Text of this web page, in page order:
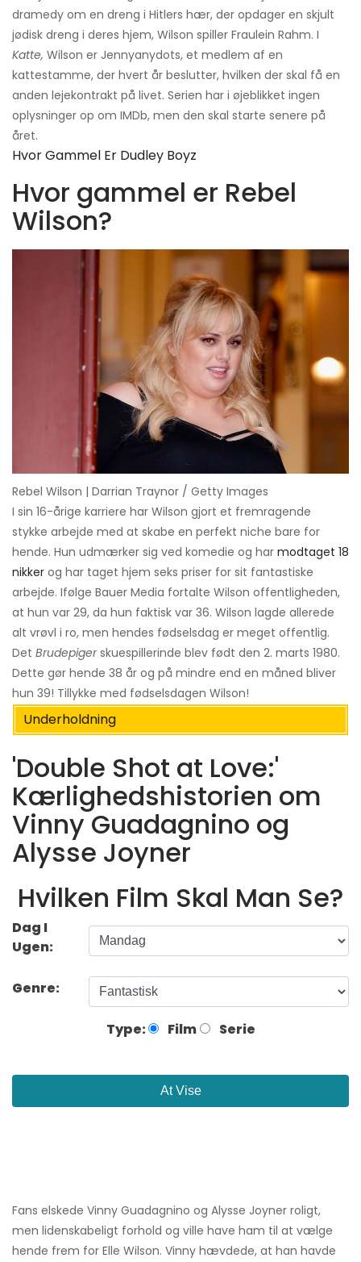
dramedy om en dreng i Hitlers hær, der opdager en skjult
jødisk dreng i deres hjem, Wilson spiller Fraulein Rahm. I
Katte, Wilson er Jennyanydots, et medlem af en
kattestamme, der hvert år beslutter, hvilken der skal få en
anden lejekontrakt på livet. Serien har i øjeblikket ingen
oplysninger op om IMDb, men den skal starte senere på
året.
Hvor Gammel Er Dudley Boyz
Hvor gammel er Rebel
Wilson?
Rebel Wilson | Darrian Traynor / Getty Images
I sin 16-årige karriere har Wilson gjort et fremragende
stykke arbejde med at skabe en perfekt niche bare for
hende. Hun udmærker sig ved komedie og har modtaget 18
nikker og har taget hjem seks priser for sit fantastiske
arbejde. Ifølge Bauer Media fortalte Wilson offentligheden,
at hun var 29, da hun faktisk var 36. Wilson lagde allerede
alt vrøvl i ro, men hendes fødselsdag er meget offentlig.
Det Brudepigerskuespillerinde blev født den 2. marts 1980.
Dette gør hende 38 år og på mindre end en måned bliver
hun 39! Tillykke med fødselsdagen Wilson!
Underholdning
'Double Shot at Love:'
Kærlighedshistorien om
Vinny Guadagnino og
Alysse Joyner
Hvilken Film Skal Man Se?
Dag I
Ugen:
Genre:
Type: Film Serie
At Vise
Fans elskede Vinny Guadagnino og Alysse Joyner roligt,
men lidenskabeligt forhold og ville have ham til at vælge
hende frem for Elle Wilson. Vinny hævdede, at han havde